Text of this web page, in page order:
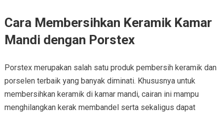
Cara Membersihkan Keramik Kamar
Mandi dengan Porstex
Porstex merupakan salah satu produk pembersih keramik dan
porselen terbaik yang banyak diminati. Khususnya untuk
membersihkan keramik di kamar mandi, cairan ini mampu
menghilangkan kerak membandel serta sekaligus dapat